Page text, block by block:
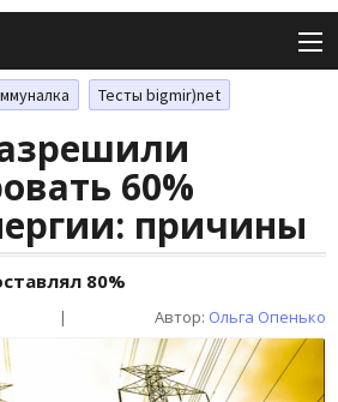
Тесты bigmir)net
60%
причины
80%
| Автор: Ольга Опенько